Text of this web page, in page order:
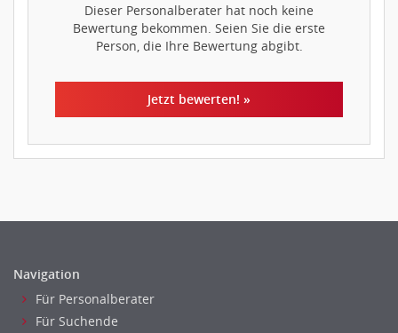
Dieser Personalberater hat noch keine
Bewertung bekommen. Seien Sie die erste
Person, die Ihre Bewertung abgibt.
Jetzt bewerten! »
Navigation
Für Personalberater
Für Suchende